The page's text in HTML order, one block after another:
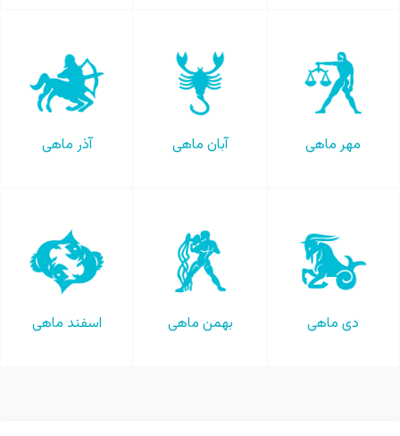
مهر ماهی آبان ماهی آذر ماهی
دی ماهی بهمن ماهی اسفند ماهی